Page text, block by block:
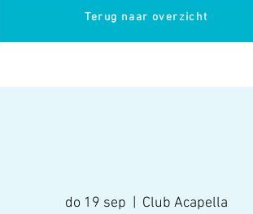
Terug naar overzicht
do 19 sep
  |
Club Acapella